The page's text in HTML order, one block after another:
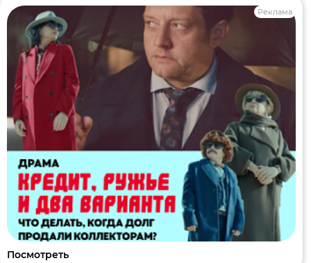
Реклама
Посмотреть